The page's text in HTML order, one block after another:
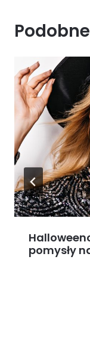
pomysły